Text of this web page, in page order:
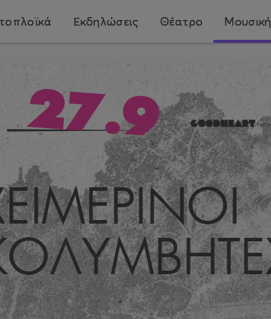
Εκδηλώσεις Θέατρο Μουσική